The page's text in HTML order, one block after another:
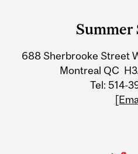
Information
Summer
688 Sherbrooke Street
Montreal QC
Tel: 514-